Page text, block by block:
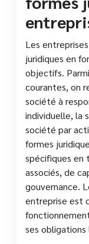
Les
juridiques en
objectifs.
courantes, on
société à
individuelle, la
société par
formes
spécifiques en
associés, de
gouvernance.
entreprise est
ses obligations